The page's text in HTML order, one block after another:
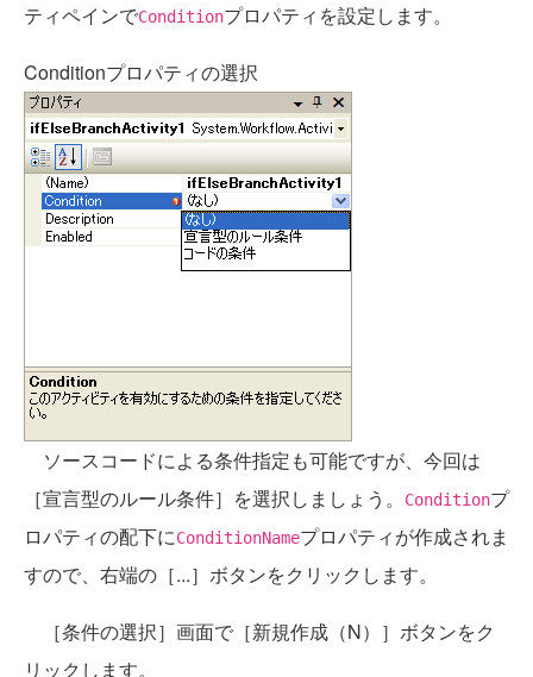
ティペインでConditionプロパティを設定します。
Conditionプロパティの選択
ソースコードによる条件指定も可能ですが、今回は
［宣言型のルール条件］を選択しましょう。
Conditionプ
ロパティの配下にConditionNameプロパティが作成されま
すので、右端の［...］ボタンをクリックします。
［条件の選択］画面で［新規作成（N）］ボタンをク
リックします。